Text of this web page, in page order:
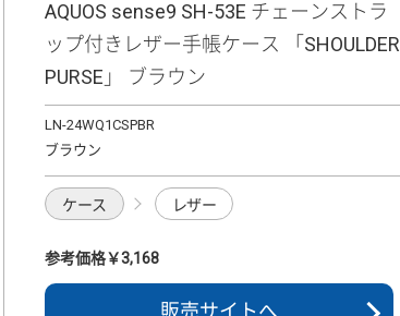
AQUOS sense9 SH-53E チェーンストラ
ップ付きレザー手帳ケース 「SHOULDER
PURSE」 ブラウン
LN-24WQ1CSPBR
ブラウン
ケース レザー
参考価格￥3,168
販売サイトへ